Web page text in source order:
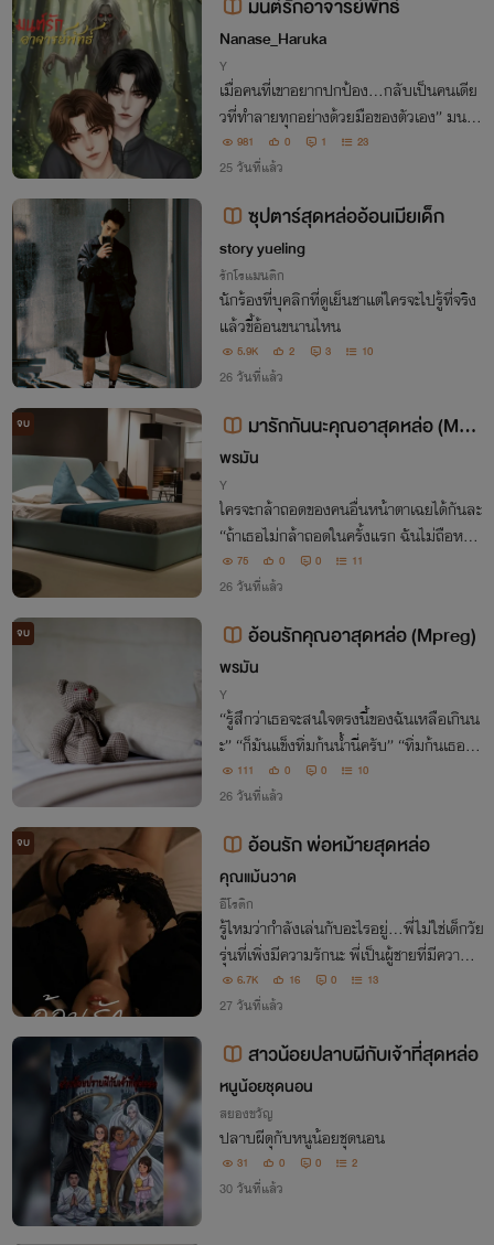
มนต์รักอาจารย์พัทธ์
Nanase_Haruka
Y
เมื่อคนที่เขาอยากปกป้อง...กลับเป็นคนเดีย
วที่ทำลายทุกอย่างด้วยมือของตัวเอง” มนต์รั
กอาจารย์พัทธ์ ความรักที่ต้องแลกด้วยเลือด
คำสาป และหัวใจ
981 0 1 23
25 วันที่แล้ว
ซุปตาร์สุดหล่ออ้อนเมียเด็ก
story yueling
รักโรแมนติก
นักร้องที่บุคลิกที่ดูเย็นชาแต่ใครจะไปรู้ที่จริง
แล้วขี้อ้อนขนานไหน
5.9K 2 3 10
26 วันที่แล้ว
จบ
มารักกันนะคุณอาสุดหล่อ (Mpr
eg)
พรมัน
Y
ใครจะกล้าถอดของคนอื่นหน้าตาเฉยได้กันละ
“ถ้าเธอไม่กล้าถอดในครั้งแรก ฉันไม่ถือหรอ
กนะ แต่ฉันอยากให้เธอถอดในครั้งต่อไปและ
ถอดไปตลอดชีวิตของฉันเลยนะ เธอคิดว่ายัง
75 0 0 11
26 วันที่แล้ว
จบ อ้อนรักคุณอาสุดหล่อ (Mpreg)
พรมัน
Y
“รู้สึกว่าเธอจะสนใจตรงนี้ของฉันเหลือเกินน
ะ” “ก็มันแข็งทิ่มก้นน้ำนี่ครับ” “ทิ่มก้นเธองั้น
เหรอ ไม่ลองให้มันมุดเข้าไปในตัวเธอหน่อยเ
หรอ” มือบางก็ยังนวดคลึงตัวตนของหนุ่มให
111 0 0 10
26 วันที่แล้ว
จบ อ้อนรัก พ่อหม้ายสุดหล่อ
คุณแม้นวาด
อีโรติก
รู้ไหมว่ากำลังเล่นกับอะไรอยู่...พี่ไม่ใช่เด็กวัย
รุ่นที่เพิ่งมีความรักนะ พี่เป็นผู้ชายที่มีความต้
องการ มีความโหยหา และตอนนี้ พี่ก็กำลังอ
ดทนกับความต้องการนั้น
6.7K 16 0 13
27 วันที่แล้ว
สาวน้อยปลาบผีกับเจ้าที่สุดหล่อ
หนูน้อยชุดนอน
สยองขวัญ
ปลาบผีดุกับหนูน้อยชุดนอน
31 0 0 2
30 วันที่แล้ว